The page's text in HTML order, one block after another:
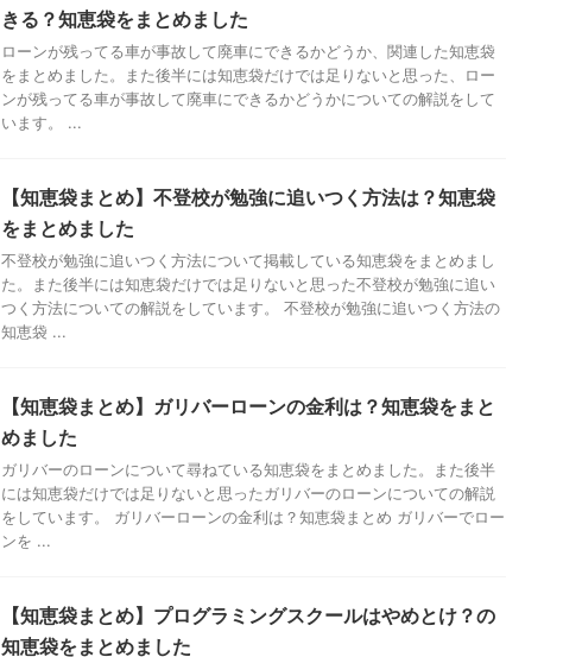
きる？知恵袋をまとめました
ローンが残ってる車が事故して廃車にできるかどうか、関連した知恵袋
をまとめました。また後半には知恵袋だけでは足りないと思った、ロー
ンが残ってる車が事故して廃車にできるかどうかについての解説をして
います。 ...
【知恵袋まとめ】不登校が勉強に追いつく方法は？知恵袋
をまとめました
不登校が勉強に追いつく方法について掲載している知恵袋をまとめまし
た。また後半には知恵袋だけでは足りないと思った不登校が勉強に追い
つく方法についての解説をしています。 不登校が勉強に追いつく方法の
知恵袋 ...
【知恵袋まとめ】ガリバーローンの金利は？知恵袋をまと
めました
ガリバーのローンについて尋ねている知恵袋をまとめました。また後半
には知恵袋だけでは足りないと思ったガリバーのローンについての解説
をしています。 ガリバーローンの金利は？知恵袋まとめ ガリバーでロー
ンを ...
【知恵袋まとめ】プログラミングスクールはやめとけ？の
知恵袋をまとめました